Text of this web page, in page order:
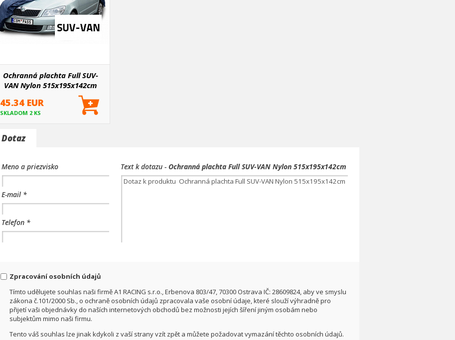
Ochranná plachta Full SUV-
VAN Nylon 515x195x142cm
45.34 EUR
SKLADOM 2 KS
Dotaz
Meno a priezvisko
E-mail *
Telefon *
Text k dotazu - Ochranná plachta Full SUV-VAN Nylon 515x195x142cm
Zpracování osobních údajů
Tímto udělujete souhlas naši firmě A1 RACING s.r.o., Erbenova 803/47, 70300 Ostrava IČ: 28609824, aby ve smyslu
zákona č.101/2000 Sb., o ochraně osobních údajů zpracovala vaše osobní údaje, které slouží výhradně pro
přijetí vaši objednávky do naších internetových obchodů bez možnosti jejích šíření jiným osobám nebo
subjektům mimo naši firmu.
Tento váš souhlas lze jinak kdykoli z vaší strany vzít zpět a můžete požadovat vymazání těchto osobních údajů.